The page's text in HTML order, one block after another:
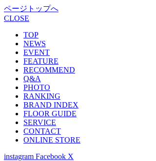
ページトップへ
CLOSE
TOP
NEWS
EVENT
FEATURE
RECOMMEND
Q&A
PHOTO
RANKING
BRAND INDEX
FLOOR GUIDE
SERVICE
CONTACT
ONLINE STORE
instagram Facebook X